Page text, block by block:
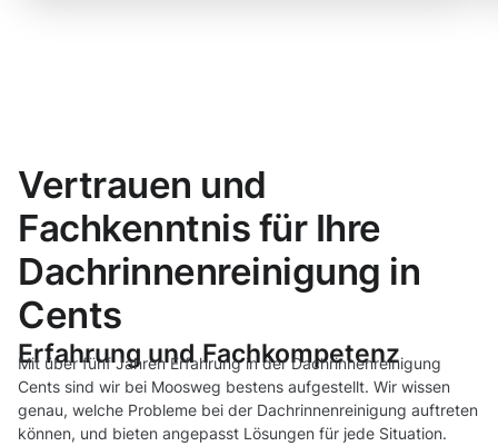
Vertrauen und
Fachkenntnis für Ihre
Dachrinnenreinigung in
Cents
Erfahrung und Fachkompetenz
Mit über fünf Jahren Erfahrung in der Dachrinnenreinigung
Cents sind wir bei Moosweg bestens aufgestellt. Wir wissen
genau, welche Probleme bei der Dachrinnenreinigung auftreten
können, und bieten angepasst Lösungen für jede Situation.